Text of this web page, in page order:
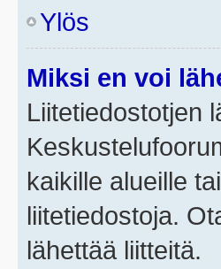
Ylös
Miksi en voi
Liitetiedostotjen
kaikille alueille
liitetiedostoja.
lähettää liitteitä.